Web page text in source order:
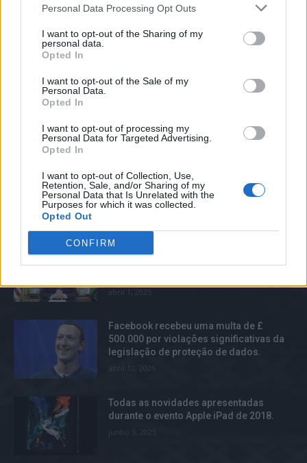
Personal Data Processing Opt Outs
I want to opt-out of the Sharing of my
personal data.
Opted In
I want to opt-out of the Sale of my
Personal Data.
Opted In
I want to opt-out of processing my
Personal Data for Targeted Advertising.
Opted In
I want to opt-out of Collection, Use,
Retention, Sale, and/or Sharing of my
Personal Data that Is Unrelated with the
Purposes for which it was collected.
Opted Out
CONFIRM
equívoco no Google Search.
artificial na fronteira da União Europeia.
Realize pesquisas gratuitamente no dia
da eleição utilizando o Scoot.
TOP TRENDS
Trump não será convencido a
abandonar seu iPhone, nem mesmo por
abril 1, 2025
Facebook recebeu uma multa de £
500.000 por violações significativas da
legislação de proteção de dados.
Todas as novidades apresentadas
durante o evento Apple iPad de 2018.
junho 5, 2025